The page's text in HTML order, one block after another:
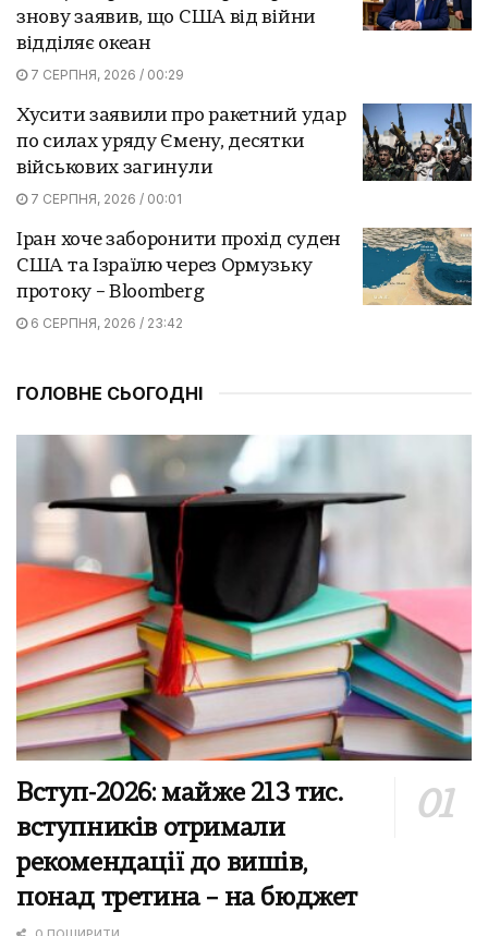
знову заявив, що США від війни
відділяє океан
7 СЕРПНЯ, 2026 / 00:29
Хусити заявили про ракетний удар
по силах уряду Ємену, десятки
військових загинули
7 СЕРПНЯ, 2026 / 00:01
Іран хоче заборонити прохід суден
США та Ізраїлю через Ормузьку
протоку – Bloomberg
6 СЕРПНЯ, 2026 / 23:42
ГОЛОВНЕ СЬОГОДНІ
Вступ-2026: майже 213 тис.
вступників отримали
рекомендації до вишів,
понад третина – на бюджет